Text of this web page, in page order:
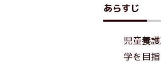
あらすじ
児童養
学を目